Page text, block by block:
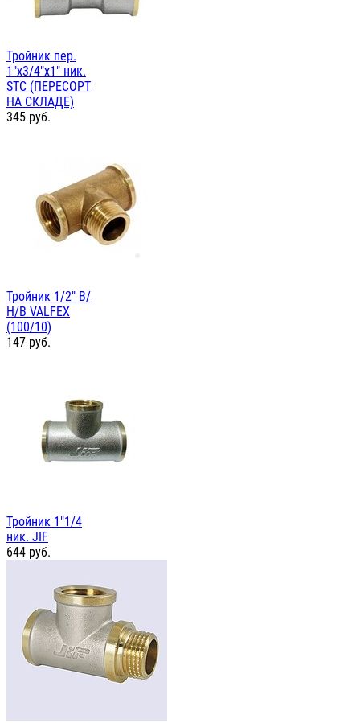
Тройник пер.
1"х3/4"х1" ник.
STC (ПЕРЕСОРТ
НА СКЛАДЕ)
345 руб.
Тройник 1/2" В/
Н/В VALFEX
(100/10)
147 руб.
Тройник 1"1/4
ник. JIF
644 руб.